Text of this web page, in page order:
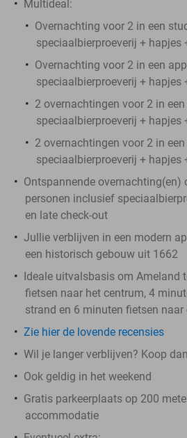
Multideal:
Overnachting voor 2 in een
speciaalbierproeverij + hapjes
Overnachting voor 2 in een
speciaalbierproeverij + hapjes
2 overnachtingen voor 2 in
speciaalbierproeverij + hapjes
2 overnachtingen voor 2 in
speciaalbierproeverij + hapjes
Ontspannende overnachting(en)
personen inclusief
en late check-out
Jullie verblijven in een modern
een historisch gebouw uit 1662
Ideale uitvalsbasis om Ameland
fietsen naar het centrum, 4
strand en 6 minuten fietsen naar
Zie hier de lovende recensies
Wil je langer verblijven? Koop
Ook geldig in het weekend
Gratis parkeerplaats op 200
accommodatie